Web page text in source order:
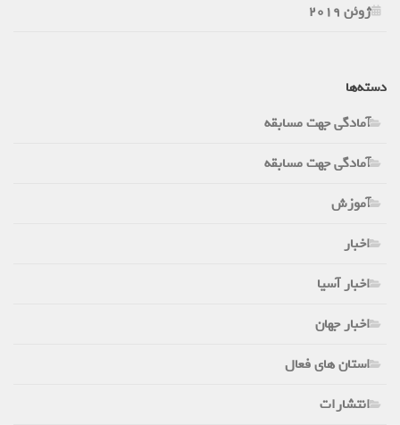
ژوئن 2019
دسته‌ها
آمادگی جهت مسابقه
آمادگی جهت مسابقه
آموزش
اخبار
اخبار آسیا
اخبار جهان
استان های فعال
انتشارات